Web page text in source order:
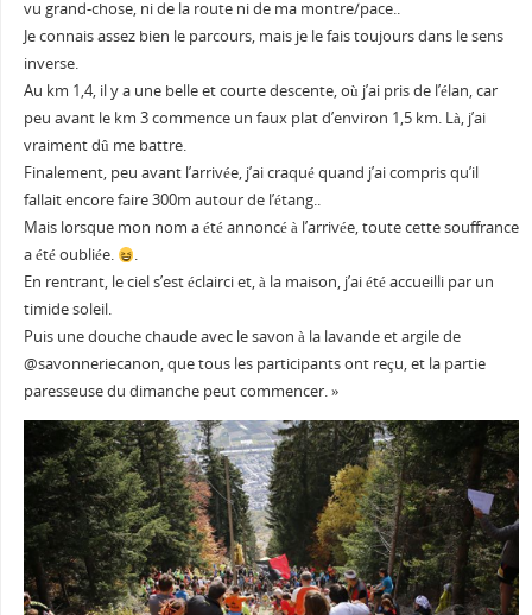
vu grand-chose, ni de la route ni de ma montre/pace..
Je connais assez bien le parcours, mais je le fais toujours dans le sens
inverse.
Au km 1,4, il y a une belle et courte descente, où j’ai pris de l’élan, car
peu avant le km 3 commence un faux plat d’environ 1,5 km. Là, j’ai
vraiment dû me battre.
Finalement, peu avant l’arrivée, j’ai craqué quand j’ai compris qu’il
fallait encore faire 300m autour de l’étang..
Mais lorsque mon nom a été annoncé à l’arrivée, toute cette souffrance
a été oubliée.
.
En rentrant, le ciel s’est éclairci et, à la maison, j’ai été accueilli par un
timide soleil.
Puis une douche chaude avec le savon à la lavande et argile de
@savonneriecanon, que tous les participants ont reçu, et la partie
paresseuse du dimanche peut commencer. »